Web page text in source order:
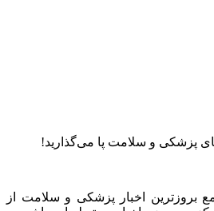
پزشکی و سلامت پا می‌گذارید!
بروزترین اخبار پزشکی و سلامت از